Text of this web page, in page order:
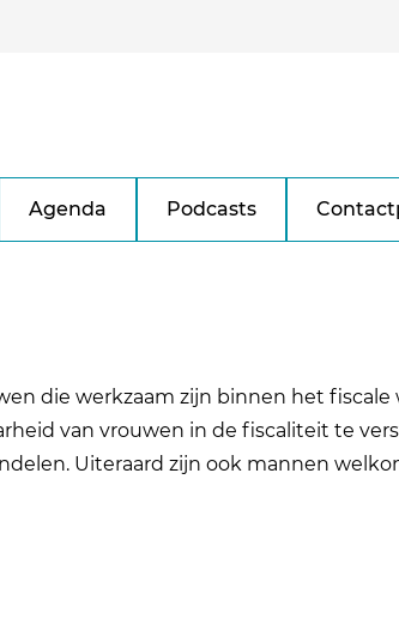
Agenda Podcasts
die werkzaam zijn binnen het
van vrouwen in de fiscaliteit te
Uiteraard zijn ook mannen